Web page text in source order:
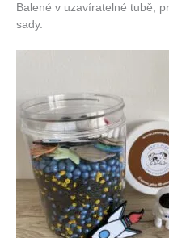
Balené v uzavíratelné tubě,
sady.